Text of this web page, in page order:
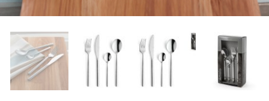
like you get projects done
faster.